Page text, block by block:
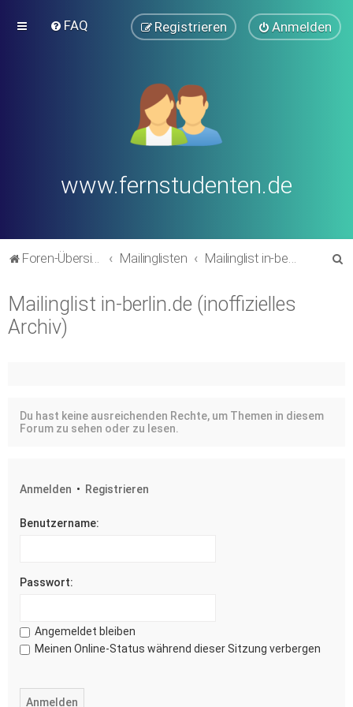
FAQ Anmelden
Registrieren
www.fernstudenten.de
Foren-Übersicht Mailinglisten Mailinglist in-berlin.de (inoffizielles Archiv)
Mailinglist in-berlin.de (inoffizielles
Archiv)
Du hast keine ausreichenden Rechte, um Themen in diesem
Forum zu sehen oder zu lesen.
Anmelden • Registrieren
Benutzername:
Passwort:
Angemeldet bleiben
Meinen Online-Status während dieser Sitzung verbergen